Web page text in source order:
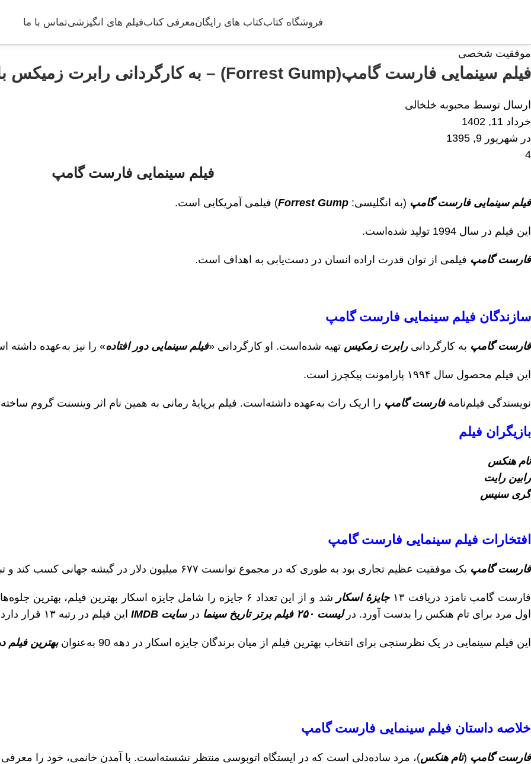
فروشگاه کتابکتاب های رایگانمعرفی کتابفیلم های انگیزشیتماس با ما
موفقیت شخصی
فیلم سینمایی فارست گامپ(Forrest Gump) – به کارگردانی رابرت زمیکس با دوبله فارسی
ارسال توسط محبوبه خلخالی
خرداد 11, 1402
در شهریور 9, 1395
4
فیلم سینمایی فارست گامپ
فیلم سینمایی فارست گامپ (به انگلیسی: Forrest Gump) فیلمی آمریکایی است.
این فیلم در سال 1994 تولید شده‌است.
فارست گامپ فیلمی از توان قدرت اراده انسان در دست‌یابی به اهداف است.
سازندگان فیلم سینمایی فارست گامپ
فارست گامپ به کارگردانیرابرت زمکیس تهیه شده‌است. او کارگردانی «فیلم سینمایی دور افتاده» را نیز به‌عهده داشته
این فیلم محصول سال ۱۹۹۴ پارامونت پیکچرز است.
نویسندگی فیلم‌نامهفارست گامپ را اریک راث به‌عهده داشته‌است. فیلم برپایهٔ رمانی به همین نام اثر وینسنت گروم
بازیگران فیلم
تام هنکس
رابین رایت
گری سنیس
افتخارات فیلم سینمایی فارست گامپ
فارست گامپ یک موفقیت عظیم تجاری بود به طوری که در مجموع توانست ۶۷۷ میلیون دلار در گیشه جهانی کسب کند و تبدیل به
فارست گامپ نامزد دریافت ۱۳ جایزهٔ اسکار
شد و از این تعداد ۶ جایزه را شامل جایزه اسکار بهترین فیلم،
اول مرد برای تام هنکس را بدست آورد. درلیست ۲۵۰ فیلم برتر تاریخ سینما درسایت IMDB این فیلم در رتبه ۱۳ قرار دارد.
این فیلم سینمایی در یک نظرسنجی برای انتخاب بهترین فیلم از میان برندگان جایزه اسکار در دهه 90 به‌عنوان بهترین فیلم
خلاصه داستان فیلم سینمایی فارست گامپ
فارست گامپ (تام هنکس)، مرد ساده‌دلی است که در ایستگاه اتوبوسی منتظر نشسته‌است. با آمدن خانمی، خود را